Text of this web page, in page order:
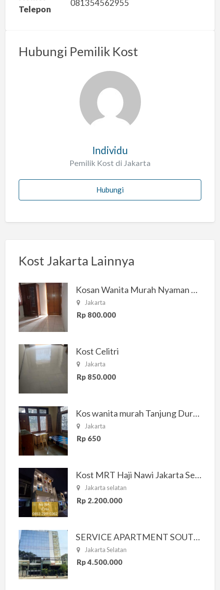
Telepon
081354562955
Hubungi Pemilik Kost
Individu
Pemilik Kost di Jakarta
Hubungi
Kost Jakarta Lainnya
Kosan Wanita Murah Nyaman di Jakarta Selatan
Jakarta
Rp 800.000
Kost Celitri
Jakarta
Rp 850.000
Kos wanita murah Tanjung Duren Jakarta Barat
Jakarta
Rp 650
Kost MRT Haji Nawi Jakarta Selatan
Jakarta selatan
Rp 2.200.000
SERVICE APARTMENT SOUTH RESIDENCE
Jakarta Selatan
Rp 4.500.000